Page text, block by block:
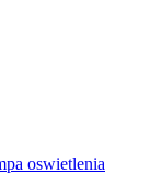
oswietlenia